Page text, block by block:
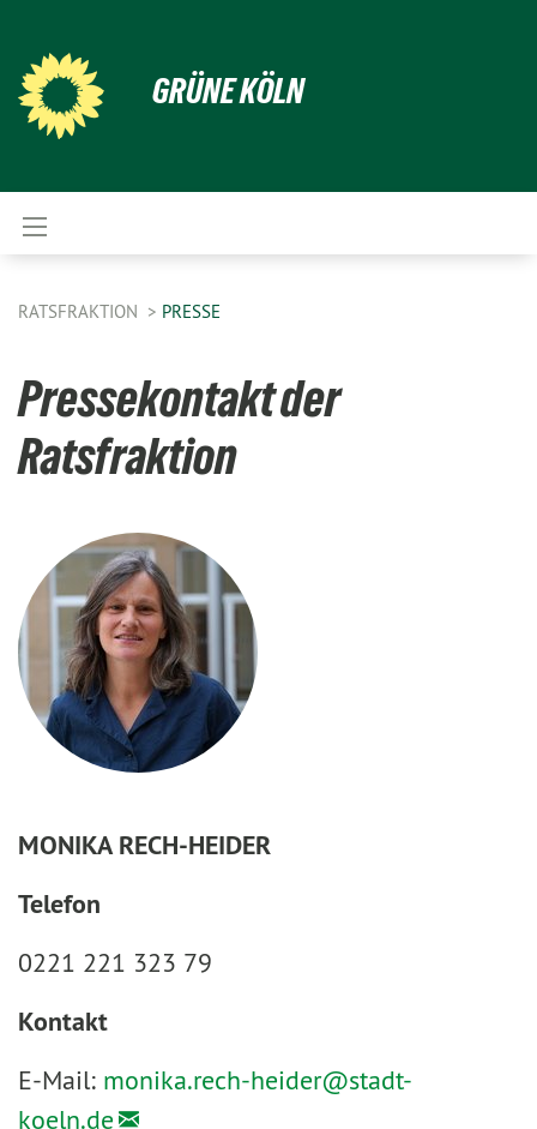
GRÜNE KÖLN
RATSFRAKTION PRESSE
Pressekontakt der
Ratsfraktion
MONIKA RECH-HEIDER
Telefon
0221 221 323 79
Kontakt
E-Mail: monika.rech-heider@stadt-
koeln.de